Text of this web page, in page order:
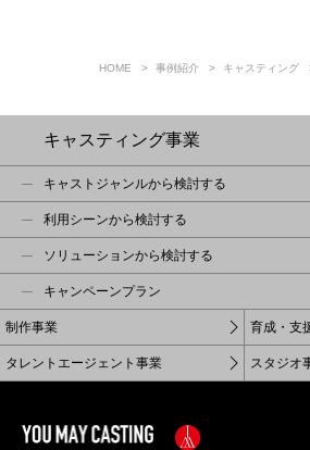
HOME 事例紹介 キャスティング
キャスティング事業
キャストジャンルから検討する
利用シーンから検討する
ソリューションから検討する
キャンペーンプラン
制作事業 育成・支
タレントエージェント事業 スタジオ